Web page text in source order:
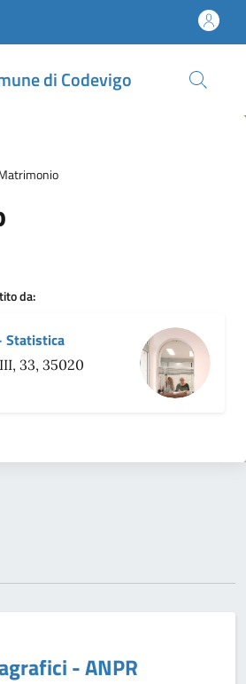
di Codevigo
da:
Statistica
33, 35020
- ANPR